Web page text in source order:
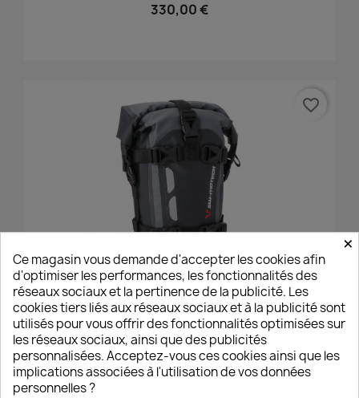
330,00 €
Sacoche De Selle DRYBAG SW Motech 8 Litres Noir/gris
65,00 €
favorite_border
×
Ce magasin vous demande d'accepter les cookies afin
d'optimiser les performances, les fonctionnalités des
réseaux sociaux et la pertinence de la publicité. Les
cookies tiers liés aux réseaux sociaux et à la publicité sont
utilisés pour vous offrir des fonctionnalités optimisées sur
les réseaux sociaux, ainsi que des publicités
personnalisées. Acceptez-vous ces cookies ainsi que les
implications associées à l'utilisation de vos données
personnelles ?